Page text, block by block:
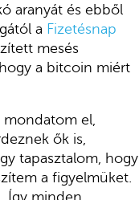
aranyát és ebből
a Fizetésnap
mesés
a bitcoin miért
mondatom el,
ők is,
tapasztalom, hogy
a figyelmüket.